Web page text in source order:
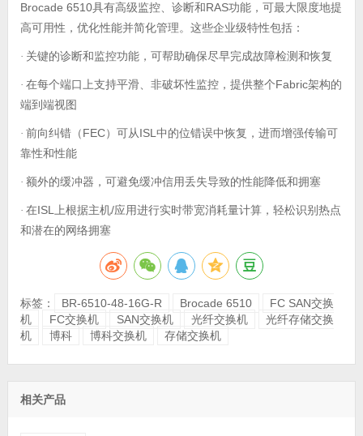
Brocade 6510具有高级监控、诊断和 RAS功能，可最大限度地提
高可用性，优化性能并简化管理。这些企业级特性包括：
· 关键的诊断和监控功能，可帮助确保尽早完成故障检测和恢复
· 在每个端口上支持平滑、非破坏性监控，提供整个Fabric架构的
端到端视图
· 前向纠错（FEC）可从ISL 中的位错误中恢复，进而增强传输可
靠性和性能
· 额外的缓冲器，可避免缓冲信用丢失导致的性能降低和拥塞
· 在ISL 上根据主机/应用进行实时带宽消耗量计算，轻松识别热点
和潜在的网络拥塞
标签： BR-6510-48-16G-R Brocade 6510
FC SAN交换
机
FC交换机 SAN交换机 光纤交换机
光纤存储交换
机
博科 博科交换机 存储交换机
相关产品